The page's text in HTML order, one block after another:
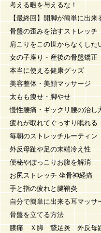
考える暇を与えるな！
【最終回】開脚が簡単に出来
骨盤の歪みを治すストレッチ
肩こりをこの世からなくした
女の子座り・産後の骨盤矯正
本当に使える健康グッズ
美容整体・美顔マッサージ
太もも痩せ・脚やせ
慢性腰痛・ギックリ腰の治し
疲れが取れてぐっすり眠れる
毎朝のストレッチルーティン
外反母趾や足の末端冷え性
便秘やぽっこりお腹を解消
お尻ストレッチ 坐骨神経痛
手と指の疲れと腱鞘炎
自分で簡単に出来る耳マッサ
骨盤を立てる方法
膝痛 Ｘ脚 鵞足炎 外反母